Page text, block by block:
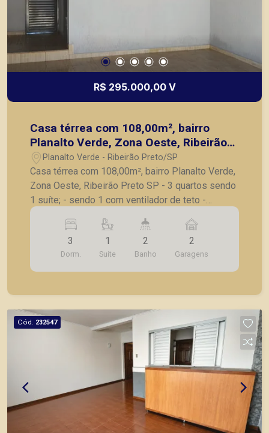
R$ 295.000,00 V
Casa térrea com 108,00m², bairro
Planalto Verde, Zona Oeste, Ribeirão
Preto SP
Planalto Verde - Ribeirão Preto/SP
Casa térrea com 108,00m², bairro Planalto Verde,
Zona Oeste, Ribeirão Preto SP - 3 quartos sendo
1 suíte; - sendo 1 com ventilador de teto -
banheiro social - sala para 2 ambientes - lavabo -
cozinha - Corredor lateral com tanque; - 2 vagas
de garagem coberta A Piramid tem como objetivo
atender seus clientes com agilidade e segurança,
em locação, vendas de imóveis prontos, usados
3
Dorm.
1
Suite
2
Banho
2
Garagens
Cód. 232547